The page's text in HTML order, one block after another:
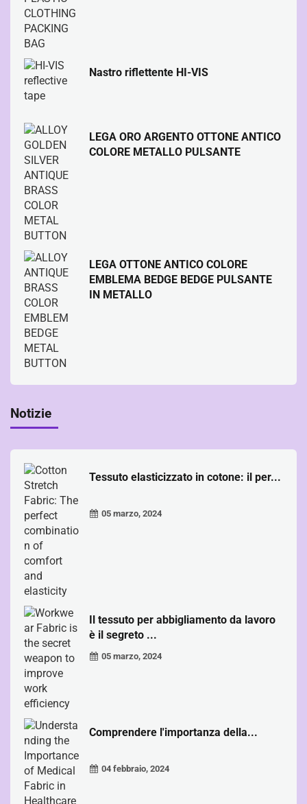
Nastro riflettente HI-VIS
LEGA ORO ARGENTO OTTONE ANTICO
COLORE METALLO PULSANTE
LEGA OTTONE ANTICO COLORE
EMBLEMA BEDGE BEDGE PULSANTE
IN METALLO
Notizie
Tessuto elasticizzato in cotone: il per...
05 marzo, 2024
Il tessuto per abbigliamento da lavoro
è il segreto ...
05 marzo, 2024
Comprendere l'importanza della...
04 febbraio, 2024